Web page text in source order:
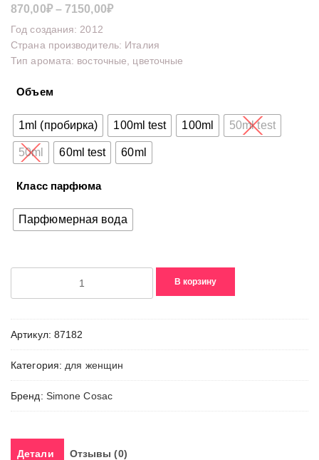
870,00₽ – 7150,00₽Диапазон
870,00₽
–
Год создания: 2012
Страна производитель: Италия
Тип аромата: восточные, цветочные
Объем
1ml (пробирка) 100ml test 100ml 50ml test
50ml 60ml test 60ml
Класс парфюма
Парфюмерная вода
Nera
В корзину
Артикул: 87182
Категория: для женщин
Бренд: Simone Cosac
Детали Отзывы (0)